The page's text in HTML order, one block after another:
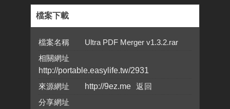
檔案下載
檔案名稱 Ultra PDF Merger v1.3.2.rar
相關網址
http://portable.easylife.tw/2931
來源網址
http://9ez.me
分享網址